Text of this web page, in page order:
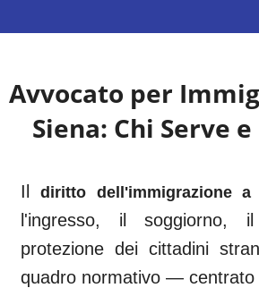
Avvocato per
Siena: Chi Serve e
Il diritto dell'immigrazione a
l'ingresso, il
protezione dei cittadini
quadro normativo — centrato